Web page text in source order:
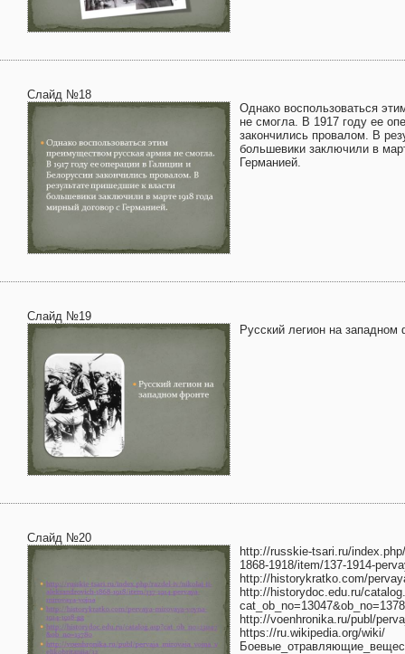
Слайд №18
Однако воспользоваться
не смогла. В 1917 году ее
закончились провалом. В
большевики заключили в
Германией.
Слайд №19
Русский легион на западном
Слайд №20
http://russkie-tsari.ru/
1868-1918/item/137-1914-
http://historykratko.com/
http://historydoc.edu.ru/
http://voenhronika.ru/publ/
https://ru.wikipedia.org/wiki/